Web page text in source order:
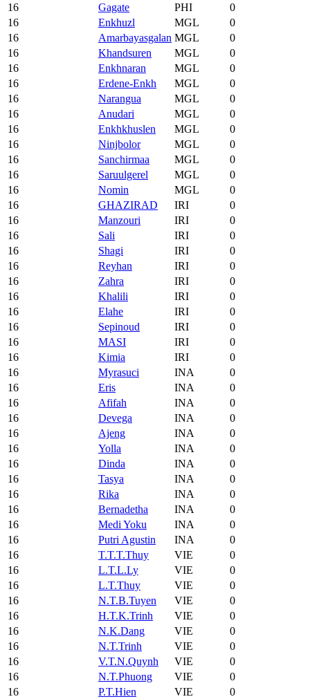
16
Gagate PHI
0
16
Enkhuzl MGL
0
16
Amarbayasgalan MGL
0
16
Khandsuren MGL
0
16
Enkhnaran MGL
0
16
Erdene-Enkh MGL
0
16
Narangua MGL
0
16
Anudari MGL
0
16
Enkhkhuslen MGL
0
16
Ninjbolor MGL
0
16
Sanchirmaa MGL
0
16
Saruulgerel MGL
0
16
Nomin MGL
0
16
GHAZIRAD IRI
0
16
Manzouri IRI
0
16
Sali IRI
0
16
Shagi IRI
0
16
Reyhan IRI
0
16
Zahra IRI
0
16
Khalili IRI
0
16
Elahe IRI
0
16
Sepinoud IRI
0
16
MASI IRI
0
16
Kimia IRI
0
16
Myrasuci INA
0
16
Eris INA
0
16
Afifah INA
0
16
Devega INA
0
16
Ajeng INA
0
16
Yolla INA
0
16
Dinda INA
0
16
Tasya INA
0
16
Rika INA
0
16
Bernadetha INA
0
16
Medi Yoku INA
0
16
Putri Agustin INA
0
16
T.T.T.Thuy VIE
0
16
L.T.L.Ly VIE
0
16
L.T.Thuy VIE
0
16
N.T.B.Tuyen VIE
0
16
H.T.K.Trinh VIE
0
16
N.K.Dang VIE
0
16
N.T.Trinh VIE
0
16
V.T.N.Quynh VIE
0
16
N.T.Phuong VIE
0
16
P.T.Hien VIE 0